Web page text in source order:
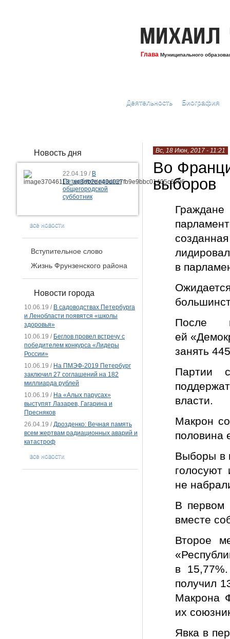
Глава Муниципального
Деятельность Биография
Новость дня
22.04.19 / В
Петербурге прошел
общегородской
субботник
все новости
Вступительное слово
Жизнь Фрунзенского района
Новости города
10.06.19 / В садоводствах Петербурга
и Ленобласти появятся «школы
здоровья»
10.06.19 / Беглов провел встречу с
победителем конкурса «Лидеры
России»
10.06.19 / На ПМЭФ-2019 Петербург
заключил 27 соглашений на 182
миллиарда рублей
10.06.19 / На «Алых парусах»
выступят Лазарев, Гагарина и
Пресняков
26.04.19 / Дрозденко: Вечная память
всем жертвам радиационных аварий и
катастроф
все новости
Вс, 18 Июн, 2017 - 11:21
Во
выборов
Граждане
в
После
ей
занять
Партии
власти.
Макрон
половина
Выборы в
голосуют
не
В первом
вместе
Второе
в
получил
Макрона
их
Явка в